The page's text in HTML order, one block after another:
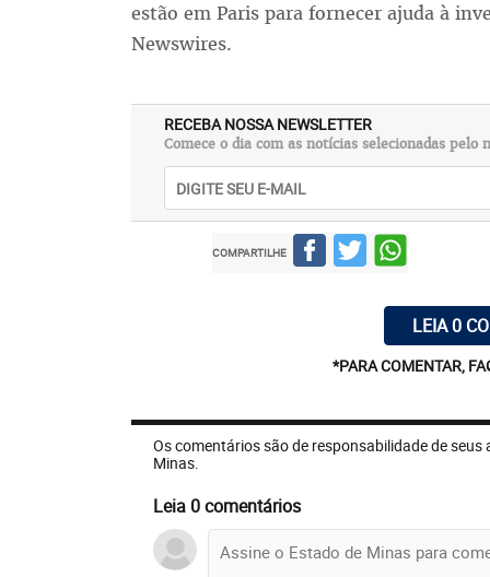
estão em Paris para fornecer ajuda à
Newswires.
RECEBA NOSSA NEWSLETTER
Comece o dia com as notícias selecionadas pelo
COMPARTILHE
LEIA 0
*PARA COMENTAR,
Os comentários são de responsabilidade de
Minas.
Leia 0 comentários